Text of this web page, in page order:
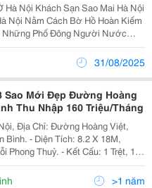
Mai Hà Nội
Nội Nằm Cách Bờ Hồ Hoàn Kiếm
Những Phố Đông Người Nước
Cũng Như Gần Các Trung Tâm
Đồng Xuân, Chợ
31/08/2025
Sao Mới Đẹp Đường Hoàng
Thu Nhập 160 Triệu/Tháng
Địa Chỉ: Đường Hoàng Việt,
8.2 X 18M,
- Kết Cấu: 1 Trệt, 1
Khai Thác. - Vị Trí: Cực
Xoay Hoàng...
>1 năm